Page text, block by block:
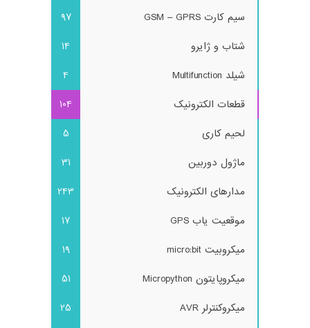
سیم کارت GSM – GPRS
97
شتاب و ژایرو
14
شیلد Multifunction
4
قطعات الکترونیک
104
لحیم کاری
5
ماژول دوربین
31
مدارهای الکترونیک
243
موقعیت یاب GPS
17
میکروبیت micro:bit
19
میکروپایتون Micropython
51
میکروکنترلر AVR
25